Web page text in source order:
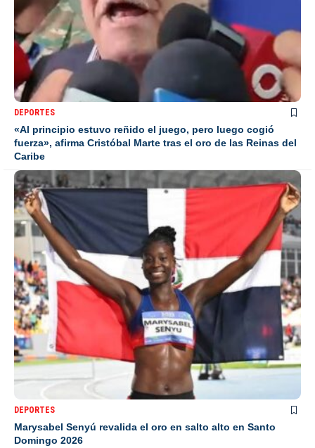
DEPORTES
«Al principio estuvo reñido el juego, pero luego cogió
fuerza», afirma Cristóbal Marte tras el oro de las Reinas del
Caribe
DEPORTES
Marysabel Senyú revalida el oro en salto alto en Santo
Domingo 2026